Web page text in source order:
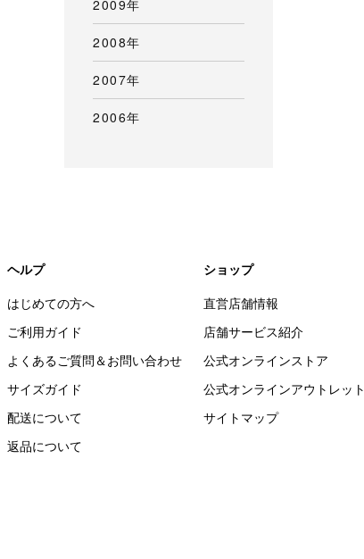
2009年
2008年
2007年
2006年
ヘルプ
はじめての方へ
ご利用ガイド
よくあるご質問＆お問い合わせ
サイズガイド
配送について
返品について
ショップ
直営店舗情報
店舗サービス紹介
公式オンラインストア
公式オンラインアウトレット
サイトマップ